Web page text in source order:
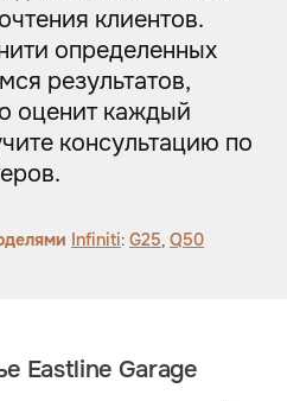
клиентов.
определенных
результатов,
оценит каждый
консультацию по
Infiniti: G25, Q50
Eastline Garage